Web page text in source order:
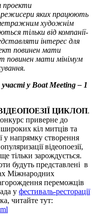
проекти
яких працюють
художнім
тільки від компанії-
інтерес для
повинен мати
повинен мати мінімум
у Boat Meeting – 1
ЦИКЛОП.
приверне до
широких кіл митців та
у напрямку створення
відеопоезії,
тільки зарождується.
будуть представлені в
Міжнародних
переможців
у фестиваль-ресторації
читайте тут: